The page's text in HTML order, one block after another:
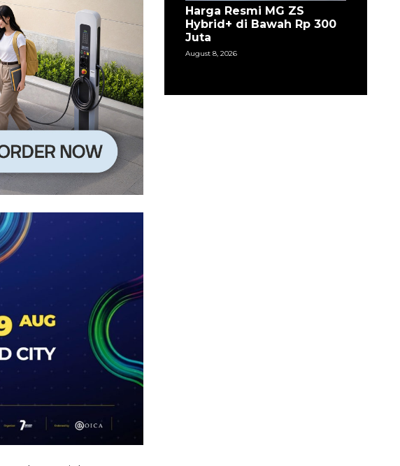
Harga Resmi MG ZS
Hybrid+ di Bawah Rp 300
Juta
August 8, 2026